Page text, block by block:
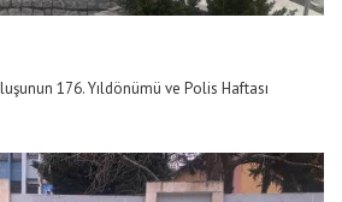
176. Yıldönümü ve Polis Haftası